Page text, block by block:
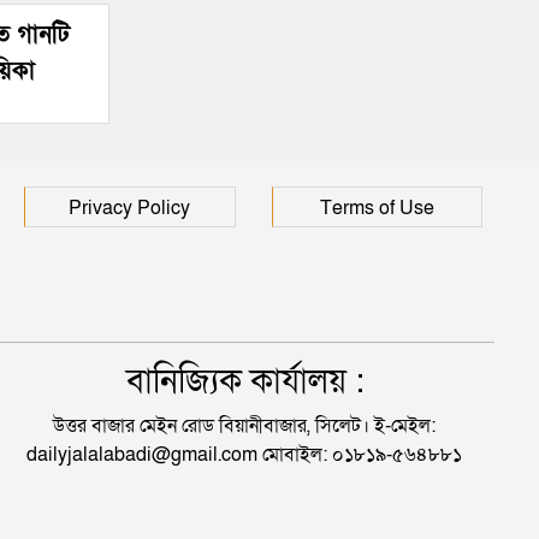
গানটি
Privacy Policy Terms of Use
বানিজ্যিক কার্যালয় :
উত্তর বাজার মেইন রোড বিয়ানীবাজার, সিলেট। ই-মেইল:
dailyjalalabadi@gmail.com মোবাইল: ০১৮১৯-৫৬৪৮৮১